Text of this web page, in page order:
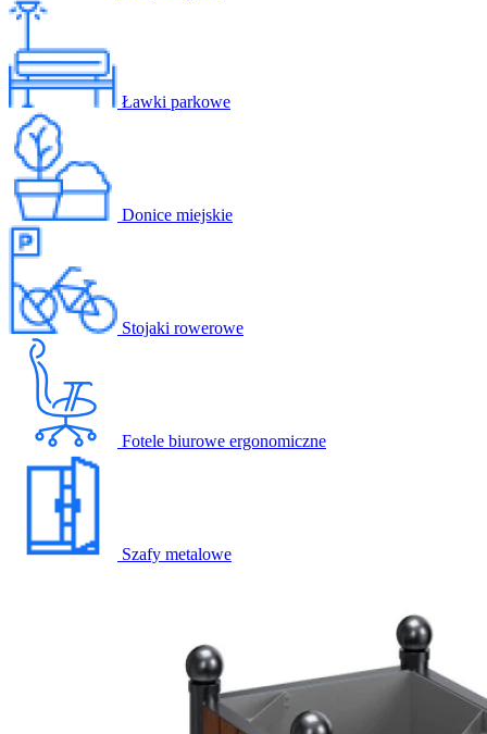
Ławki parkowe
Donice miejskie
Stojaki rowerowe
Fotele biurowe ergonomiczne
Szafy metalowe